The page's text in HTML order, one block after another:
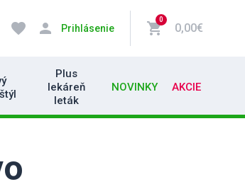
favorite person Prihlásenie shopping_cart
0
0,00€
Plus
lekáreň
leták
NOVINKY AKCIE